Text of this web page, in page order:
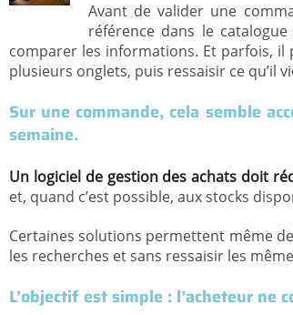
Avant de valider une
référence dans le
comparer les informations. Et parfois, il
plusieurs onglets, puis ressaisir ce qu’il
Sur une commande, cela semble
semaine.
Un logiciel de gestion des achats doit
et, quand c’est possible, aux stocks
Certaines solutions permettent même
les recherches et sans ressaisir les
L’objectif est simple : l’acheteur